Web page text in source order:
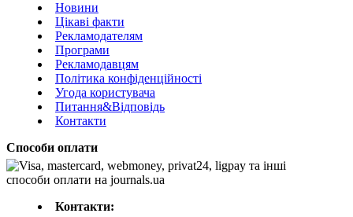
Новини
Цікаві факти
Рекламодателям
Програми
Рекламодавцям
Політика конфіденційності
Угода користувача
Питання&Відповідь
Контакти
Способи оплати
Контакти: